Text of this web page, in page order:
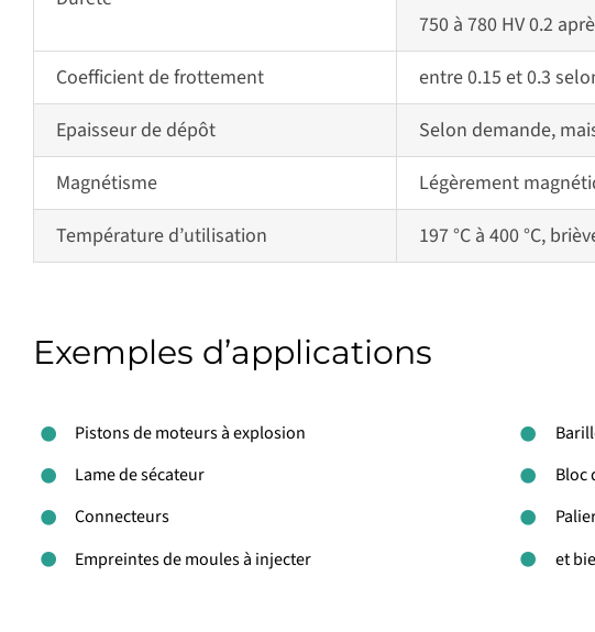
750 à 780 HV 0.2
Coefficient de frottement
entre 0.15 et 0.3
Epaisseur de dépôt
Selon demande,
Magnétisme
Légèrement
Température d’utilisation
197 °C à 400 °C,
Exemples d’applications
Pistons de moteurs à explosion
Lame de sécateur
Connecteurs
Empreintes de moules à injecter
Bloc
et